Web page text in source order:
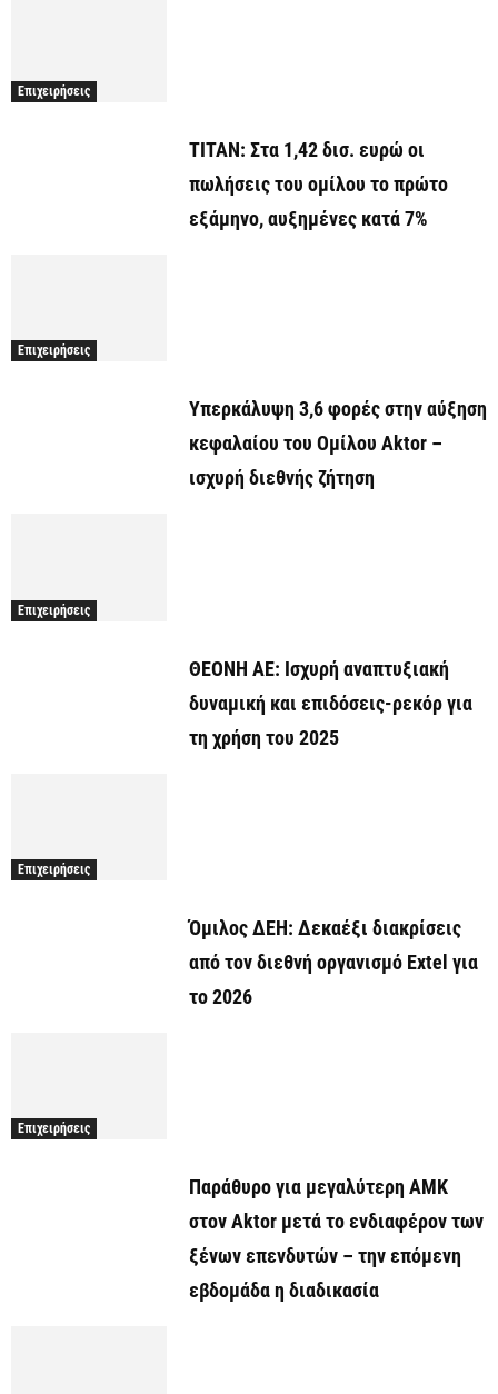
Επιχειρήσεις
ΤΙΤΑΝ: Στα 1,42 δισ. ευρώ οι
πωλήσεις του ομίλου το πρώτο
εξάμηνο, αυξημένες κατά 7%
Επιχειρήσεις
Υπερκάλυψη 3,6 φορές στην αύξηση
κεφαλαίου του Ομίλου Aktor –
ισχυρή διεθνής ζήτηση
Επιχειρήσεις
ΘΕΟΝΗ ΑΕ: Ισχυρή αναπτυξιακή
δυναμική και επιδόσεις-ρεκόρ για
τη χρήση του 2025
Επιχειρήσεις
Όμιλος ΔΕΗ: Δεκαέξι διακρίσεις
από τον διεθνή οργανισμό Extel για
το 2026
Επιχειρήσεις
Παράθυρο για μεγαλύτερη ΑΜΚ
στον Aktor μετά το ενδιαφέρον των
ξένων επενδυτών – την επόμενη
εβδομάδα η διαδικασία